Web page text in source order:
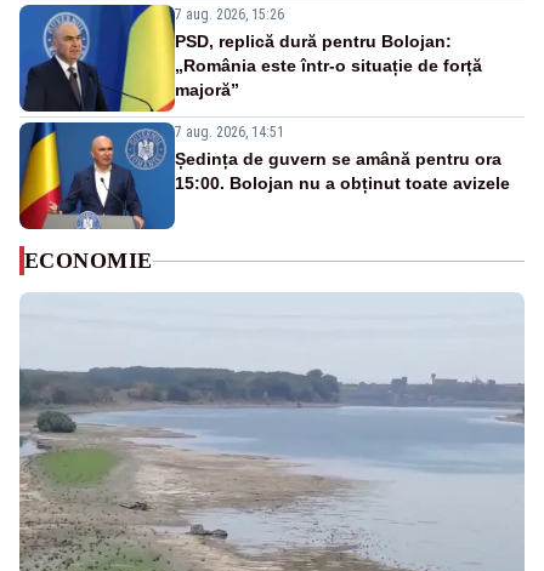
7 aug. 2026, 15:26
PSD, replică dură pentru Bolojan:
„România este într-o situație de forță
majoră”
7 aug. 2026, 14:51
Ședința de guvern se amână pentru ora
15:00. Bolojan nu a obținut toate avizele
ECONOMIE